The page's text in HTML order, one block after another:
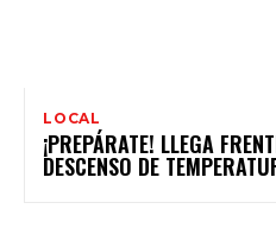
LOCAL
¡PREPÁRATE! LLEGA
DESCENSO DE